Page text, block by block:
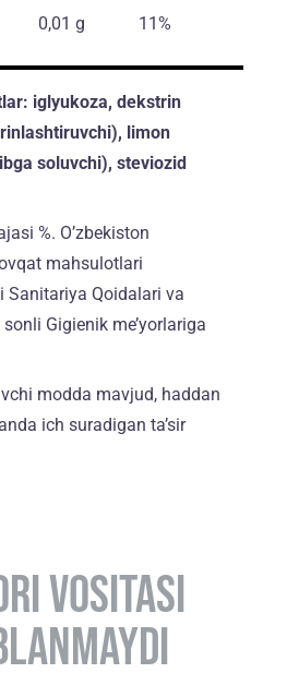
0,01 g 11%
iglyukoza, dekstrin
limon
soluvchi), steviozid
%. O’zbekiston
mahsulotlari
Qoidalari va
Gigienik me’yorlariga
modda mavjud, haddan
ich suradigan ta’sir
VOSITASI